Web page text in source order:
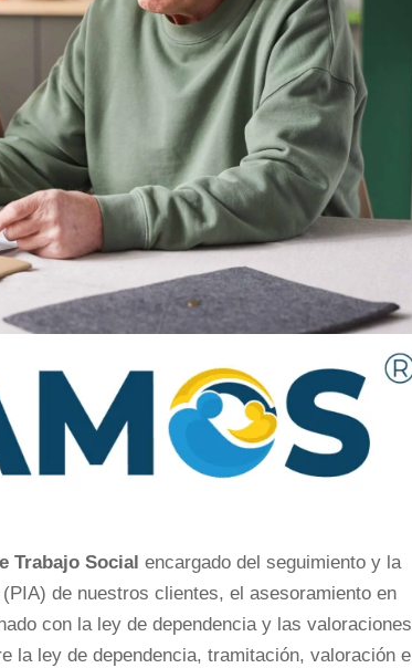
Trabajo Social encargado del seguimiento y la
de nuestros clientes, el asesoramiento en
con la ley de dependencia y las valoraciones
la ley de dependencia, tramitación, valoración e